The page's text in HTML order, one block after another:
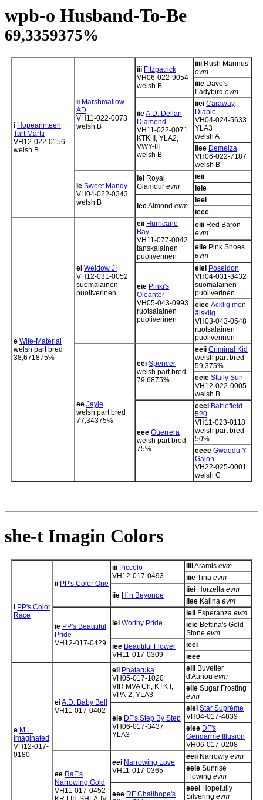
wpb-o Husband-To-Be
69,3359375%
i Hopearinteen
Tart Martti
VH12-022-0156
welsh B
ii Marshmallow
AD
VH11-022-0073
welsh B
iii Fitzpatrick
VH06-022-9054
welsh B
iiii Rush Marinus
evm
iiie Davo's
Ladybird evm
iieA.D. Dellan
Diamond
VH11-022-0071
KTK II, YLA2,
VWY-III
welsh B
iiei Caraway
Diablo
VH04-024-5633
YLA3
welsh A
iiee Demelza
VH06-022-7187
welsh B
ie Sweet Mandy
VH04-022-0343
welsh B
iei Royal
Glamour evm
ieii
ieie
ieeAlmond evm
ieei
ieee
e Wife-Material
welsh part bred
38,671875%
ei Weldow J!
VH12-031-0052
suomalainen
puoliverinen
eii Hurricane
Bay
VH11-077-0042
tanskalainen
puoliverinen
eiii Red Baron
evm
eiie Pink Shoes
evm
eie Pinki's
Oleanter
VH05-043-0993
ruotsalainen
puoliverinen
eiei Poseidon
VH04-031-8432
suomalainen
puoliverinen
eiee Äcklig men
älsklig
VH03-043-0548
ruotsalainen
puoliverinen
ee Jayje
welsh part bred
77,34375%
eei Spencer
welsh part bred
79,6875%
eeii Criminal Kid
welsh part bred
59,375%
eeie Stally Sun
VH12-022-0005
welsh B
eee Guerrera
welsh part bred
75%
eeei Battlefield
520
VH11-023-0118
welsh part bred
50%
eeee Gwaedu Y
Galon
VH22-025-0001
welsh C
she-t Imagin Colors
i PP's Color
Race
ii PP's Color One
iii Piccolo
VH12-017-0493
iiiiAramis evm
iiie Tina evm
iie H´n Beyonoe
iiei Horzelta evm
iiee Kalina evm
ie PP's Beautiful
Pride
VH12-017-0429
iei Worthy Pride
ieii Esperanza evm
ieie Bettina's Gold
Stone evm
iee Beautiful Flower
VH11-017-0309
ieei
ieee
e M.L.
Imaginated
VH12-017-
0180
eiA.D. Baby Bell
VH11-017-0402
eii Phataruka
VH05-017-1020
VIR MVA Ch, KTK I,
VPA-2, YLA3
eiii Buvetier
d'Aunou evm
eiie Sugar Frosting
evm
eie DF's Step By Step
VH06-017-3437
YLA3
eiei Star Supréme
VH04-017-4839
eiee DF's
Gendarme Illusion
VH06-017-0208
ee RaF's
Narrowing Gold
VH11-017-0452
eei Narrowing Love
VH11-017-0365
eeii Narrowly evm
eeie Sunrise
Flowing evm
eee RF Challhope's
eeei Hopefully
Silvering evm